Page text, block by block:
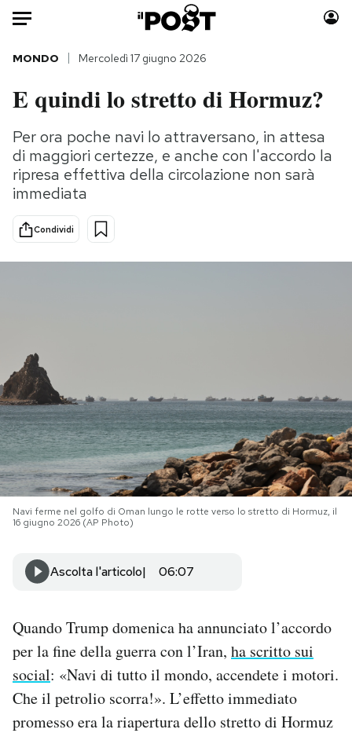
Auto
HOME
Mondo
Politica
Tecnologia
Internet
Scienza
Libri
Consumismi
PODCAST
NEWSLETTER
I MIEI PREFERITI
AREA PERSONALE
Area Personale
Newsletter
Notifiche mobile
MONDO Mercoledì 17 giugno 2026
E quindi lo stretto di Hormuz?
Per ora poche navi lo attraversano, in attesa
di maggiori certezze, e anche con l'accordo la
ripresa effettiva della circolazione non sarà
immediata
Condividi
Navi ferme nel golfo di Oman lungo le rotte verso lo stretto di Hormuz, il
16 giugno 2026 (AP Photo)
Ascolta l'articolo 06:07
Quando Trump domenica ha annunciato l’accordo
per la fine della guerra con l’Iran, ha scritto sui
social: «Navi di tutto il mondo, accendete i motori.
Che il petrolio scorra!». L’effetto immediato
promesso era la riapertura dello stretto di Hormuz